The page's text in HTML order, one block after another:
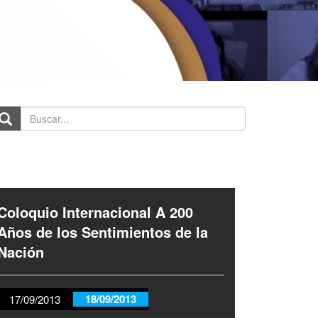
Internacional A 200
de los Sentimientos de la
17/09/2013 18/09/2013